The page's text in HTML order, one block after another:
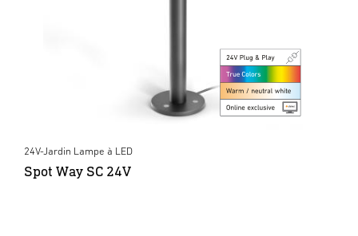
24V-Jardin Lampe à LED
Spot Way SC 24V